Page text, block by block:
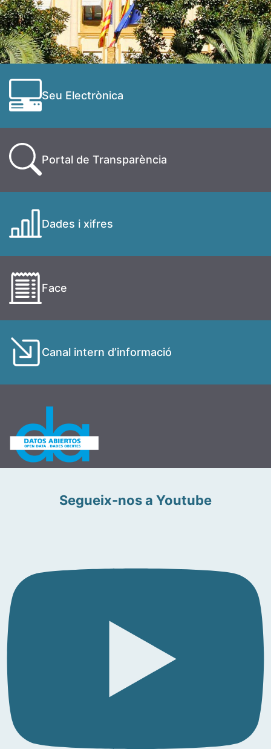
Seu Electrònica
Portal de Transparència
Dades i xifres
Face
Canal intern d’informació
Segueix-nos a Youtube